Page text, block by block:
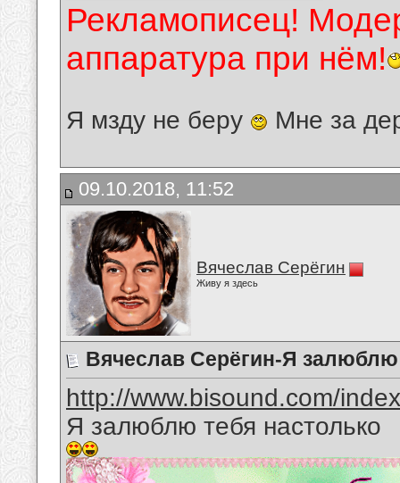
Рекламописец!
аппаратура при нём!
Я мзду не беру Мне за
09.10.2018, 11:52
Вячеслав Серёгин
Живу я здесь
Вячеслав Серёгин-Я залюблю
http://www.bisound.com/
Я залюблю тебя настолько